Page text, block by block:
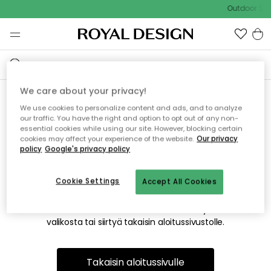
Outdoor
Emme valitettavasti löydä
etsimääsi sivua
Tämä voi johtua siitä, että sivua ei enää ole tai siitä, että se
on siirretty muualle. Pahoittelemme tästä mahdollisesti
valikosta tai siirtyä takaisin aloitussivustolle.
Takaisin aloitussivulle
We care about your privacy!
We use cookies to personalize content and ads, and to analyze
our traffic. You have the right and option to opt out of any non-
essential cookies while using our site. However, blocking certain
cookies may affect your experience of the website. Our privacy
policy Google's privacy policy
Accept All Cookies
Cookie Settings